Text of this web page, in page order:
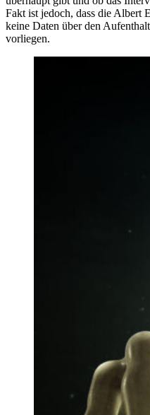
Fakt ist jedoch, dass die Albert
keine Daten über den
vorliegen.